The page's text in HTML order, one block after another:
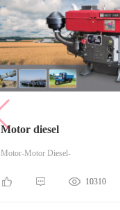
Motor diesel
Motor-Motor Diesel-
10310